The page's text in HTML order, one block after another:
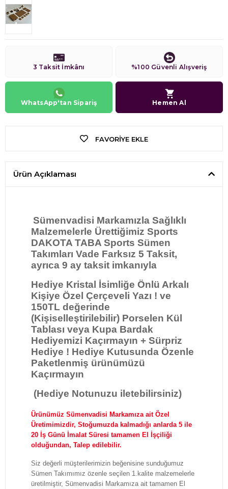
3 Taksit İmkânı %100 Güvenli Alışveriş
WhatsApp'tan Sipariş Hemen Al
FAVORIYE EKLE
Ürün Açıklaması
Sümenvadisi Markamızla Sağlıklı
Malzemelerle Ürettiğimiz Sports
DAKOTA TABA Sports Sümen
Takımları Vade Farksız 5 Taksit,
ayrıca 9 ay taksit imkanıyla
Hediye Kristal İsimliğe Önlü Arkalı
Kişiye Özel Çerçeveli Yazı ! ve
150TL değerinde
(Kişiselleştirilebilir) Porselen Kül
Tablası veya Kupa Bardak
Hediyemizi Kaçırmayın + Sürpriz
Hediye ! Hediye Kutusunda Özenle
Paketlenmiş ürünümüzü
Kaçırmayın
(Hediye Notunuzu iletebilirsiniz)
Ürünümüz Sümenvadisi Markamıza ait Özel
Üretimimizdir, Stoğumuzda kalmadığı anlarda 5 ile
20 İş Günü İmalat Süresi tamamen El İşçiliği
olduğundan, Talep edilebilir.
Siz değerli müşterilerimizin beğenisine sunduğumuz
Sümen Takımımız özenle seçilen 1.kalite malzemelerle
üretilmiştir, Sümenvadisi Markamıza ait tamamen El